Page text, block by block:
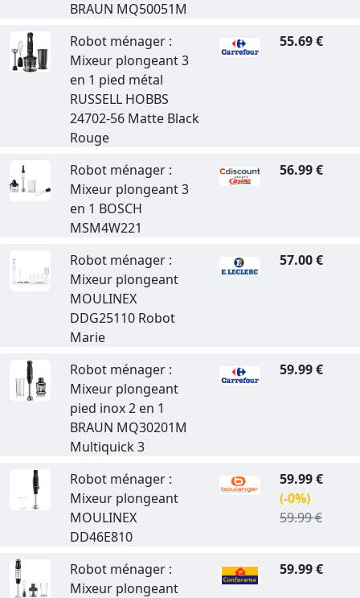
BRAUN MQ50051M
Robot ménager :
Mixeur plongeant 3
en 1 pied métal
RUSSELL HOBBS
24702-56 Matte Black
Rouge
55.69 €
Robot ménager :
Mixeur plongeant 3
en 1 BOSCH
MSM4W221
56.99 €
Robot ménager :
Mixeur plongeant
MOULINEX
DDG25110 Robot
Marie
57.00 €
Robot ménager :
Mixeur plongeant
pied inox 2 en 1
BRAUN MQ30201M
Multiquick 3
59.99 €
Robot ménager :
Mixeur plongeant
MOULINEX
DD46E810
59.99 €
(-0%)
59.99 €
Robot ménager :
Mixeur plongeant
59.99 €